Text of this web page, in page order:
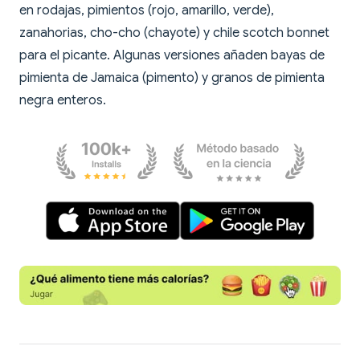
en rodajas, pimientos (rojo, amarillo, verde),
zanahorias, cho-cho (chayote) y chile scotch bonnet
para el picante. Algunas versiones añaden bayas de
pimienta de Jamaica (pimento) y granos de pimienta
negra enteros.